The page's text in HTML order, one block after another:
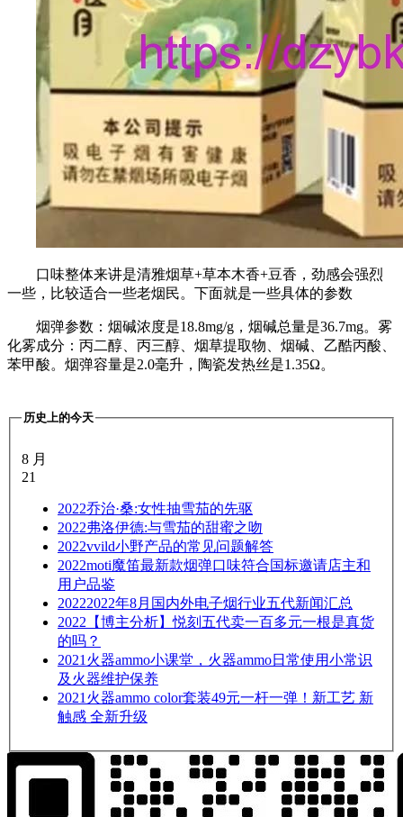
口味整体来讲是清雅烟草+草本木香+豆香，劲感会强烈
一些，比较适合一些老烟民。下面就是一些具体的参数
烟弹参数：烟碱浓度是18.8mg/g，烟碱总量是36.7mg。雾
化雾成分：丙二醇、丙三醇、烟草提取物、烟碱、乙酷丙酸、
苯甲酸。烟弹容量是2.0毫升，陶瓷发热丝是1.35Ω。
历史上的今天
8 月
21
2022乔治·桑:女性抽雪茄的先驱
2022弗洛伊德:与雪茄的甜蜜之吻
2022vvild小野产品的常见问题解答
2022moti魔笛最新款烟弹口味符合国标邀请店主和
用户品鉴
20222022年8月国内外电子烟行业五代新闻汇总
2022 【博主分析】悦刻五代卖一百多元一根是真货
的吗？
2021 火器ammo小课堂，火器ammo日常使用小常识
及火器维护保养
2021 火器ammo color套装49元一杆一弹！新工艺 新
触感 全新升级